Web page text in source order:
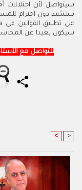
سيتواصل لأن احتلالات
ستشيد دون احترام
عن تطبيق القوانين في
سيكون بعيدا عن
للتواصل مع
< >